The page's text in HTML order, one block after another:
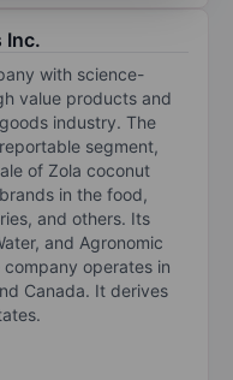
Inc.
with science-
value products and
industry. The
segment,
of Zola coconut
in the food,
and others. Its
and Agronomic
operates in
Canada. It derives